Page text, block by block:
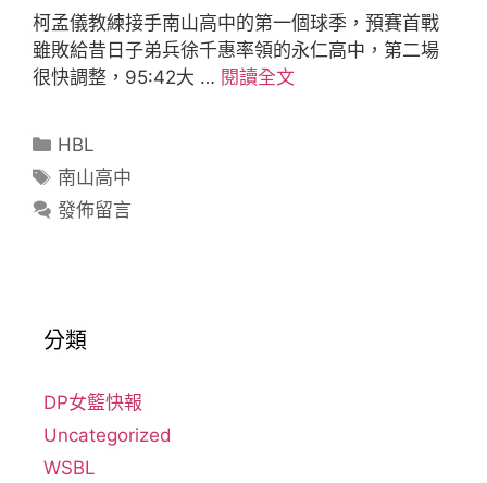
柯孟儀教練接手南山高中的第一個球季，預賽首戰
雖敗給昔日子弟兵徐千惠率領的永仁高中，第二場
很快調整，95:42大 … 閱讀全文
HBL
南山高中
發佈留言
分類
DP女籃快報
Uncategorized
WSBL